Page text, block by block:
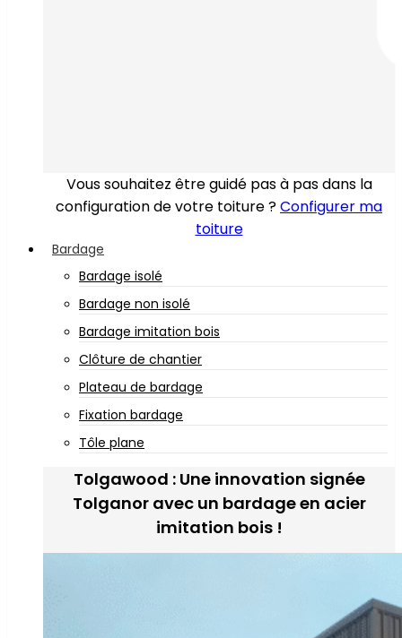
Vous souhaitez être guidé pas à pas dans la
configuration de votre toiture ?Configurer ma
toiture
Bardage
Bardage isolé
Bardage non isolé
Bardage imitation bois
Clôture de chantier
Plateau de bardage
Fixation bardage
Tôle plane
Tolgawood : Une innovation signée
Tolganor avec un bardage en acier
imitation bois !